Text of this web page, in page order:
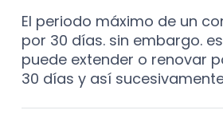
El periodo máximo de un
por 30 días. sin embargo.
puede extender o renovar
30 días y así